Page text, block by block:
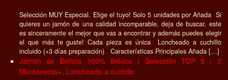
Selección MUY Especial. Elige el tuyo! Solo 5 unidades por Añada Si
quieres un jamón de una calidad incomparable, deja de buscar, este
es sinceramente el mejor que vas a encontrar y además puedes elegir
el que más te guste! Cada pieza es única Loncheado a cuchillo
incluido (+3 días preparación) Características Principales Añada […]
Jamón de Bellota 100% Ibérico | Selección TOP 5 | 2
Montaneras+, Loncheado a cuchillo